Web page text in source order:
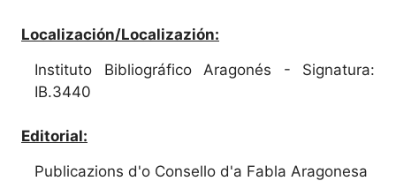
Localización/Localizazión:
Instituto Bibliográfico Aragonés - Signatura:
IB.3440
Editorial:
Publicazions d'o Consello d'a Fabla Aragonesa